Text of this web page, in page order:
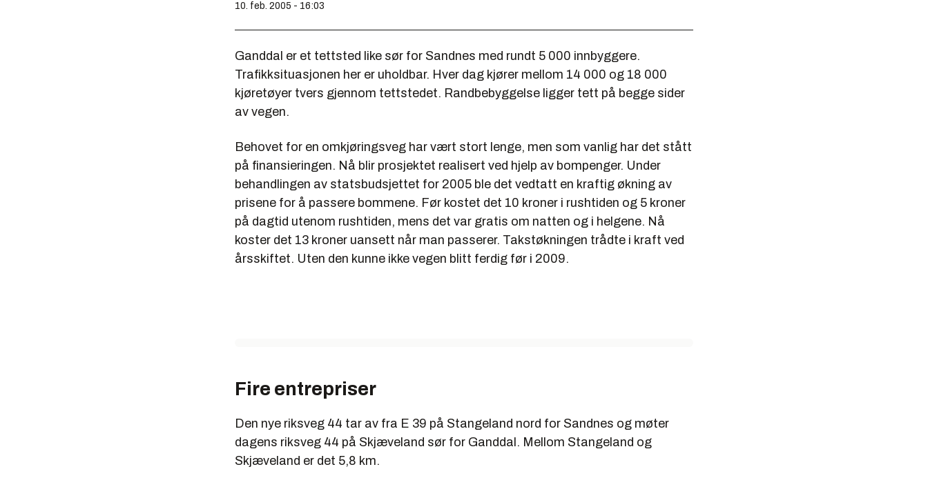
10. feb. 2005 - 16:03
Ganddal er et tettsted like sør for Sandnes med rundt 5 000 innbyggere.
Trafikksituasjonen her er uholdbar. Hver dag kjører mellom 14 000 og 18 000
kjøretøyer tvers gjennom tettstedet. Randbebyggelse ligger tett på begge sider
av vegen.
Behovet for en omkjøringsveg har vært stort lenge, men som vanlig har det stått
på finansieringen. Nå blir prosjektet realisert ved hjelp av bompenger. Under
behandlingen av statsbudsjettet for 2005 ble det vedtatt en kraftig økning av
prisene for å passere bommene. Før kostet det 10 kroner i rushtiden og 5 kroner
på dagtid utenom rushtiden, mens det var gratis om natten og i helgene. Nå
koster det 13 kroner uansett når man passerer. Takstøkningen trådte i kraft ved
årsskiftet. Uten den kunne ikke vegen blitt ferdig før i 2009.
Fire entrepriser
Den nye riksveg 44 tar av fra E 39 på Stangeland nord for Sandnes og møter
dagens riksveg 44 på Skjæveland sør for Ganddal. Mellom Stangeland og
Skjæveland er det 5,8 km.